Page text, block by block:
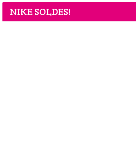
NIKE SOLDES!